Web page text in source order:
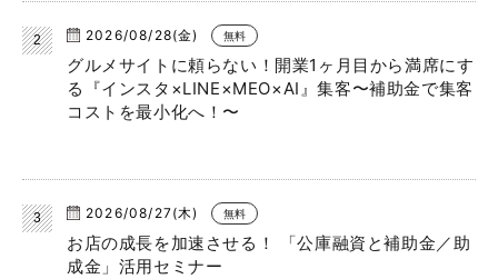
2026/08/28(金) 無料
グルメサイトに頼らない！開業1ヶ月目から満席にす
る『インスタ×LINE×MEO×AI』集客〜補助金で集客
コストを最小化へ！〜
2026/08/27(木) 無料
お店の成長を加速させる！ 「公庫融資と補助金／助
成金」活用セミナー